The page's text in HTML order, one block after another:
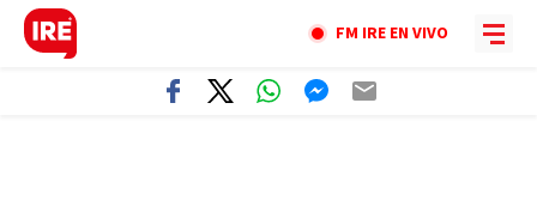
FM IRE EN VIVO